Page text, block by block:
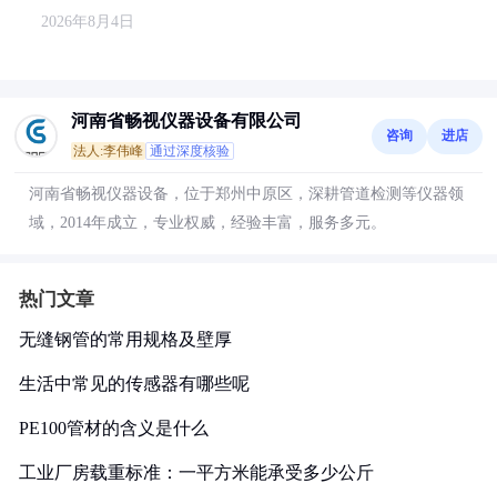
2026年8月4日
河南省畅视仪器设备有限公司
法人:李伟峰 通过深度核验
咨询 进店
河南省畅视仪器设备，位于郑州中原区，深耕管道检测等仪器领
域，2014年成立，专业权威，经验丰富，服务多元。
热门文章
无缝钢管的常用规格及壁厚
生活中常见的传感器有哪些呢
PE100管材的含义是什么
工业厂房载重标准：一平方米能承受多少公斤